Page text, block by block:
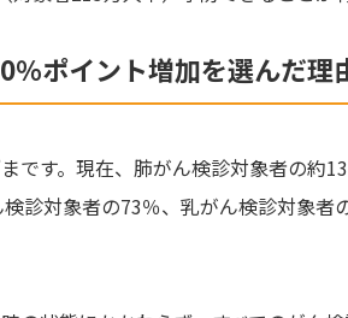
ポイント増加を選んだ理
です。現在、肺がん検診対象者の約
診対象者の73％、乳がん検診対象者